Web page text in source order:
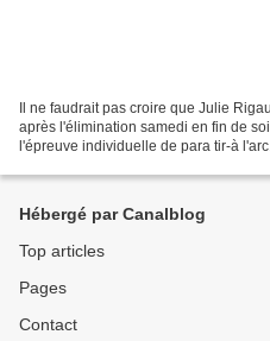
Il ne faudrait pas croire que Julie
après l'élimination samedi en fin de
l'épreuve individuelle de para tir-à
Hébergé par Canalblog
Top articles
Pages
Contact